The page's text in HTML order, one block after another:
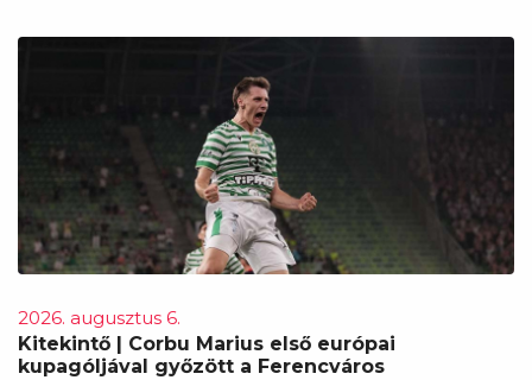
2026. augusztus 6.
Kitekintő | Corbu Marius első európai
kupagóljával győzött a Ferencváros